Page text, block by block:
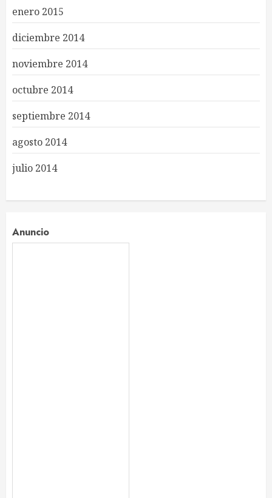
enero 2015
diciembre 2014
noviembre 2014
octubre 2014
septiembre 2014
agosto 2014
julio 2014
Anuncio